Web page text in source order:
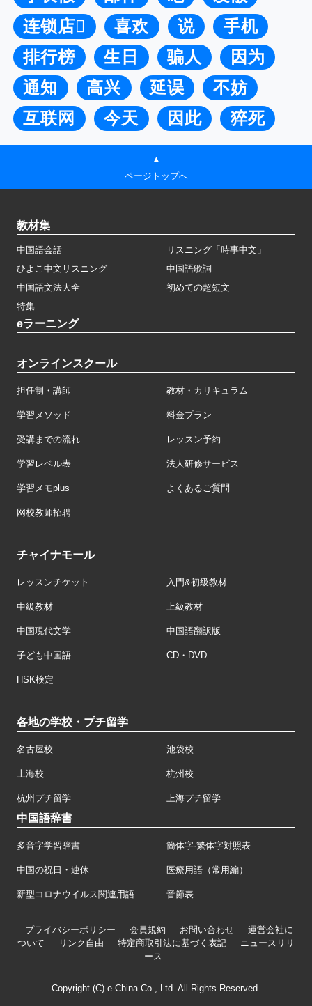
连锁店
喜欢 说
手机
排行榜
生日 骗人
因为
通知
高兴 延误
不妨
互联网
今天 因此 猝死
▲
ページトップへ
教材集
中国語会話
リスニング「時事中文」
ひよこ中文リスニング
中国語歌詞
中国語文法大全
初めての超短文
特集
eラーニング
オンラインスクール
担任制・講師 教材・カリキュラム
学習メソッド 料金プラン
受講までの流れ レッスン予約
学習レベル表 法人研修サービス
学習メモplus よくあるご質問
网校教师招聘
チャイナモール
レッスンチケット 入門&初級教材
中級教材 上級教材
中国現代文学 中国語翻訳版
子ども中国語 CD・DVD
HSK検定
各地の学校・プチ留学
名古屋校 池袋校
上海校 杭州校
杭州プチ留学 上海プチ留学
中国語辞書
多音字学習辞書 簡体字·繁体字対照表
中国の祝日・連休 医療用語（常用編）
新型コロナウイルス関連用語 音節表
プライバシーポリシー 会員規約 お問い合わせ
運営会社に
ついて
リンク自由 特定商取引法に基づく表記
ニュースリリ
ース
Copyright (C) e-China Co., Ltd. All Rights Reserved.